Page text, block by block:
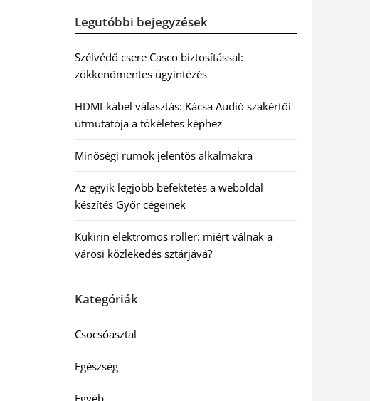
Legutóbbi bejegyzések
Szélvédő csere Casco biztosítással:
zökkenőmentes ügyintézés
HDMI-kábel választás: Kácsa Audió szakértői
útmutatója a tökéletes képhez
Minőségi rumok jelentős alkalmakra
Az egyik legjobb befektetés a weboldal
készítés Győr cégeinek
Kukirin elektromos roller: miért válnak a
városi közlekedés sztárjává?
Kategóriák
Csocsóasztal
Egészség
Egyéb